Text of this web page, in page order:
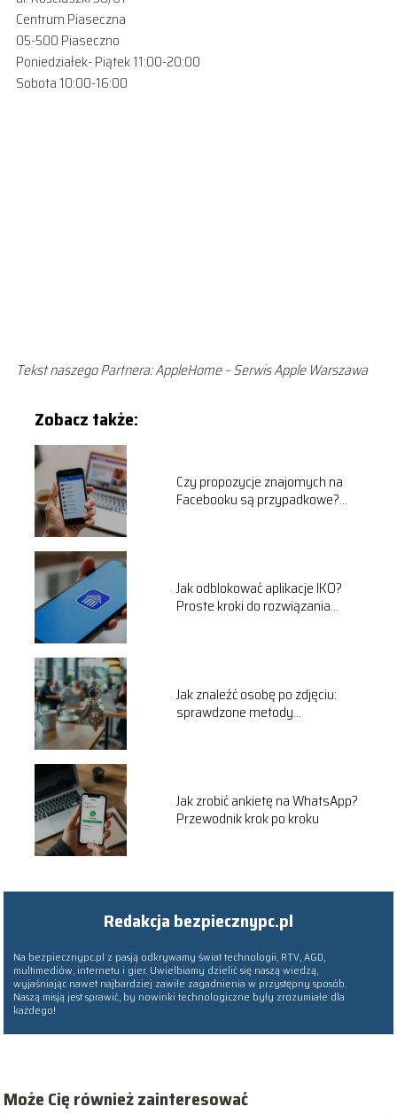
Centrum Piaseczna
05-500 Piaseczno
Poniedziałek- Piątek 11:00-20:00
Sobota 10:00-16:00
Tekst naszego Partnera: AppleHome – Serwis Apple Warszawa
Zobacz także:
Czy propozycje znajomych na
Facebooku są przypadkowe?
Jak odblokować aplikacje IKO?
Proste kroki do rozwiązania
Jak znaleźć osobę po zdjęciu:
sprawdzone metody
Jak zrobić ankietę na WhatsApp?
Przewodnik krok po kroku
Redakcja bezpiecznypc.pl
Na bezpiecznypc.pl z pasją odkrywamy świat technologii, RTV, AGD,
multimediów, internetu i gier. Uwielbiamy dzielić się naszą wiedzą,
wyjaśniając nawet najbardziej zawiłe zagadnienia w przystępny sposób.
Naszą misją jest sprawić, by nowinki technologiczne były zrozumiałe dla
każdego!
Może Cię również zainteresować